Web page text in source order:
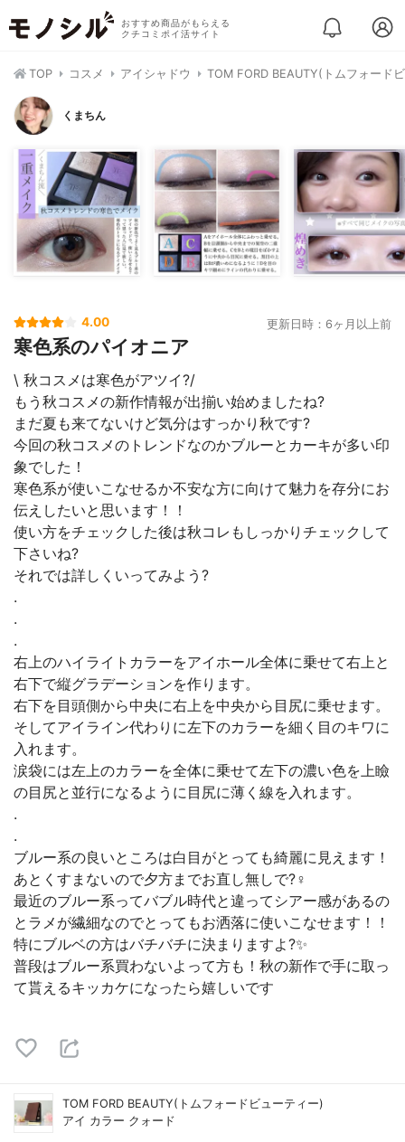
おすすめ商品がもらえる
クチコミポイ活サイト
TOP コスメ アイシャドウ TOM FORD BEAUTY(トムフォード
くまちん
4.00 更新日時：6ヶ月以上前
寒色系のパイオニア
\ 秋コスメは寒色がアツイ?/
もう秋コスメの新作情報が出揃い始めましたね?
まだ夏も来てないけど気分はすっかり秋です?
今回の秋コスメのトレンドなのかブルーとカーキが多い印
象でした！
寒色系が使いこなせるか不安な方に向けて魅力を存分にお
伝えしたいと思います！！
使い方をチェックした後は秋コレもしっかりチェックして
下さいね?
それでは詳しくいってみよう?
.
.
.
右上のハイライトカラーをアイホール全体に乗せて右上と
右下で縦グラデーションを作ります。
右下を目頭側から中央に右上を中央から目尻に乗せます。
そしてアイライン代わりに左下のカラーを細く目のキワに
入れます。
涙袋には左上のカラーを全体に乗せて左下の濃い色を上瞼
の目尻と並行になるように目尻に薄く線を入れます。
.
.
ブルー系の良いところは白目がとっても綺麗に見えます！
あとくすまないので夕方までお直し無しで?‍♀️
最近のブルー系ってバブル時代と違ってシアー感があるの
とラメが繊細なのでとってもお洒落に使いこなせます！！
特にブルベの方はバチバチに決まりますよ?✨
普段はブルー系買わないよって方も！秋の新作で手に取っ
て貰えるキッカケになったら嬉しいです
TOM FORD BEAUTY(トムフォードビューティー)
アイ カラー クォード